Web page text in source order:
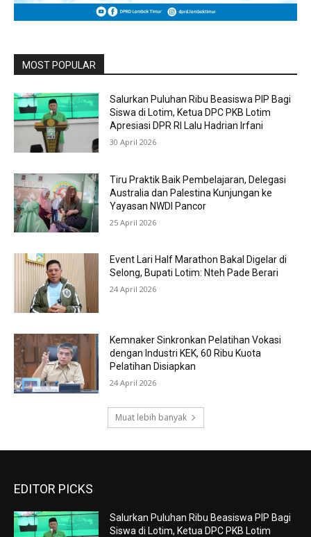
MOST POPULAR
Salurkan Puluhan Ribu Beasiswa PIP Bagi
Siswa di Lotim, Ketua DPC PKB Lotim
Apresiasi DPR RI Lalu Hadrian Irfani
30 April 2026
Tiru Praktik Baik Pembelajaran, Delegasi
Australia dan Palestina Kunjungan ke
Yayasan NWDI Pancor
25 April 2026
Event Lari Half Marathon Bakal Digelar di
Selong, Bupati Lotim: Nteh Pade Berari
24 April 2026
Kemnaker Sinkronkan Pelatihan Vokasi
dengan Industri KEK, 60 Ribu Kuota
Pelatihan Disiapkan
24 April 2026
Muat lebih banyak
EDITOR PICKS
Salurkan Puluhan Ribu Beasiswa PIP Bagi
Siswa di Lotim, Ketua DPC PKB Lotim